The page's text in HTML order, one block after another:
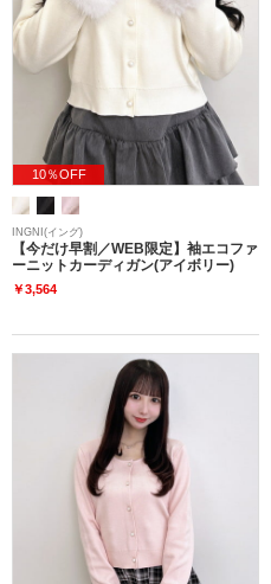
10％OFF
INGNI(イング)
【今だけ早割／WEB限定】袖エコファ
ーニットカーディガン(アイボリー)
￥3,564